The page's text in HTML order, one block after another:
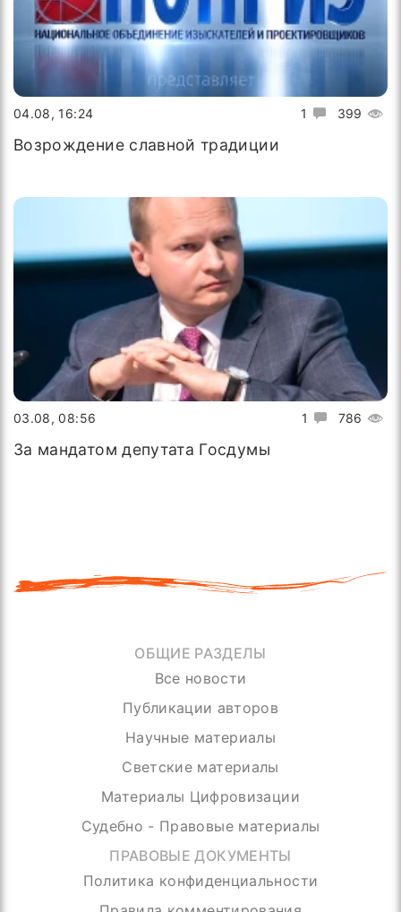
1 399
04.08, 16:24
Возрождение славной традиции
1 786
03.08, 08:56
За мандатом депутата Госдумы
ОБЩИЕ РАЗДЕЛЫ
Все новости
Публикации авторов
Научные материалы
Светские материалы
Материалы Цифровизации
Судебно - Правовые материалы
ПРАВОВЫЕ ДОКУМЕНТЫ
Политика конфиденциальности